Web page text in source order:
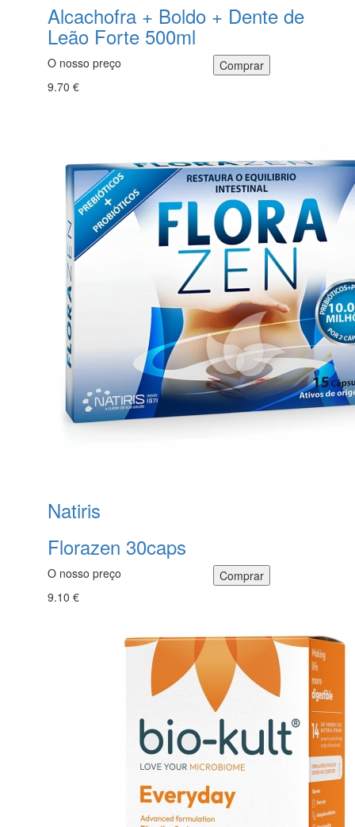
Alcachofra + Boldo + Dente de
Leão Forte 500ml
O nosso preço
9.70 €
Natiris
Florazen 30caps
O nosso preço
9.10 €